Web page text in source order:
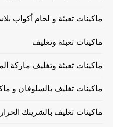
ماكينات تعبئة و لحام أكواب
ماكينات تعبئة وتغليف
ماكينات تعبئة وتغليف ماركة
ماكينات تغليف بالسلوفان و
ماكينات تغليف بالشرينك